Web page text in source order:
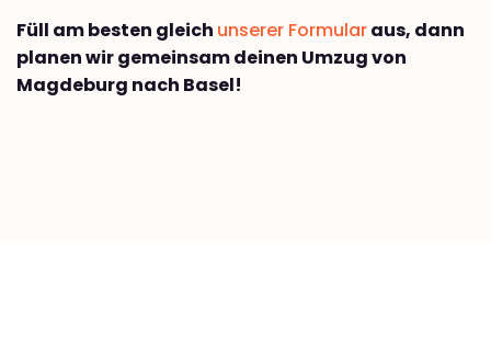
Füll am besten gleich unserer Formularaus, dann
planen wir gemeinsam deinen Umzug von
Magdeburg nach Basel!